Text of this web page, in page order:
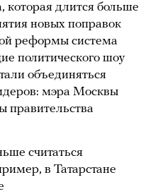
которая длится больше
новых поправок
реформы система
политического шоу
объединяться
мэра Москвы
правительства
считаться
в Татарстане